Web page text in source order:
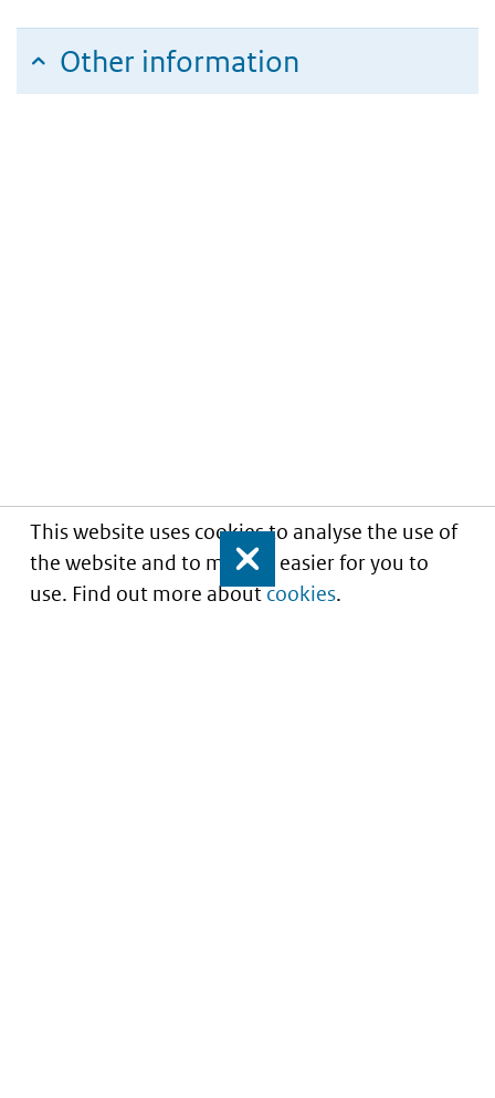
This website uses cookies to analyse the use of
the website and to make it easier for you to
use. Find out more aboutcookies.
Close
Other information